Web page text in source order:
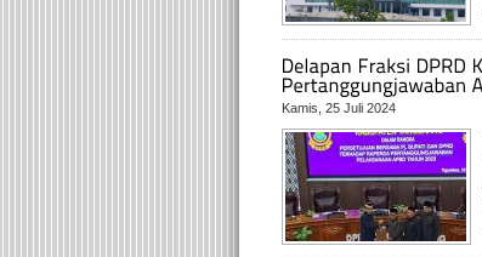
Kamis, 25 Juli 2024